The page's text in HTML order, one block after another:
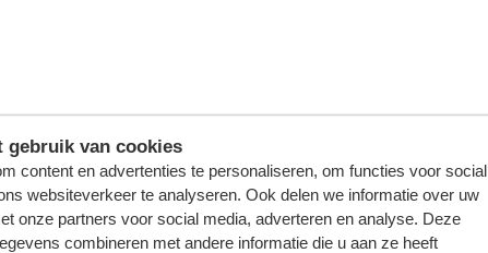
gebruik van cookies
content en advertenties te personaliseren, om functies voor social
websiteverkeer te analyseren. Ook delen we informatie over uw
onze partners voor social media, adverteren en analyse. Deze
combineren met andere informatie die u aan ze heeft